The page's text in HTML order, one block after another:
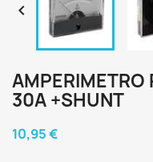

AMPERIMETRO
30A +SHUNT
10,95 €